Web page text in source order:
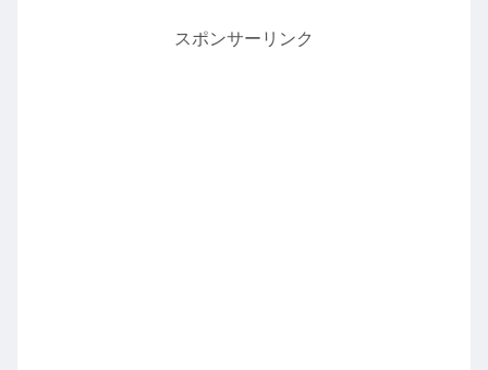
スポンサーリンク